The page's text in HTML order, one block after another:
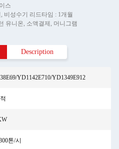
스
비성수기 리드타임 : 1개월
유니온, 소액결제, 머니그램
Description
YD1142E710/YD1349E912
톤/시